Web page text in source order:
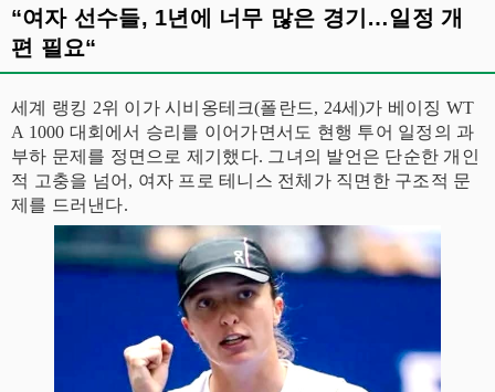
“여자 선수들, 1년에 너무 많은 경기…일정 개
편 필요“
세계 랭킹 2위 이가 시비옹테크(폴란드, 24세)가 베이징 WT
A 1000 대회에서 승리를 이어가면서도 현행 투어 일정의 과
부하 문제를 정면으로 제기했다. 그녀의 발언은 단순한 개인
적 고충을 넘어, 여자 프로 테니스 전체가 직면한 구조적 문
제를 드러낸다.